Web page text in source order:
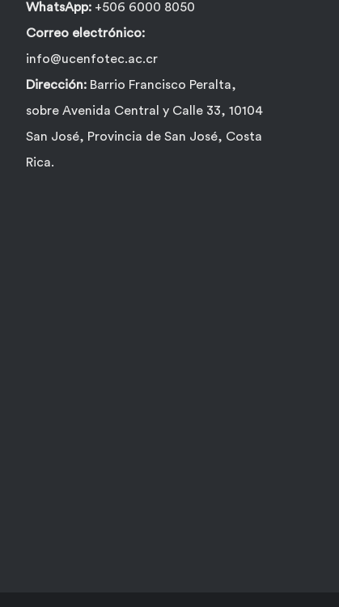
WhatsApp: +506 6000 8050
Correo electrónico:
info@ucenfotec.ac.cr
Dirección: Barrio Francisco Peralta,
sobre Avenida Central y Calle 33, 10104
San José, Provincia de San José, Costa
Rica.